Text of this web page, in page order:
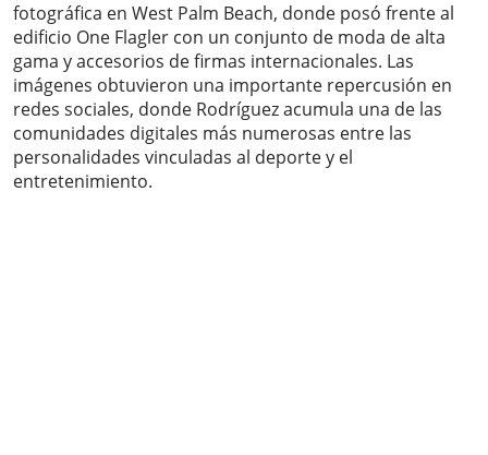
fotográfica en West Palm Beach, donde posó frente al
edificio One Flagler con un conjunto de moda de alta
gama y accesorios de firmas internacionales. Las
imágenes obtuvieron una importante repercusión en
redes sociales, donde Rodríguez acumula una de las
comunidades digitales más numerosas entre las
personalidades vinculadas al deporte y el
entretenimiento.